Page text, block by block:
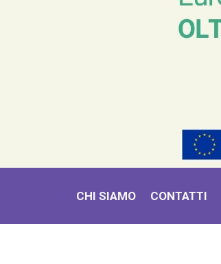
CHI SIAMO CONTATTI